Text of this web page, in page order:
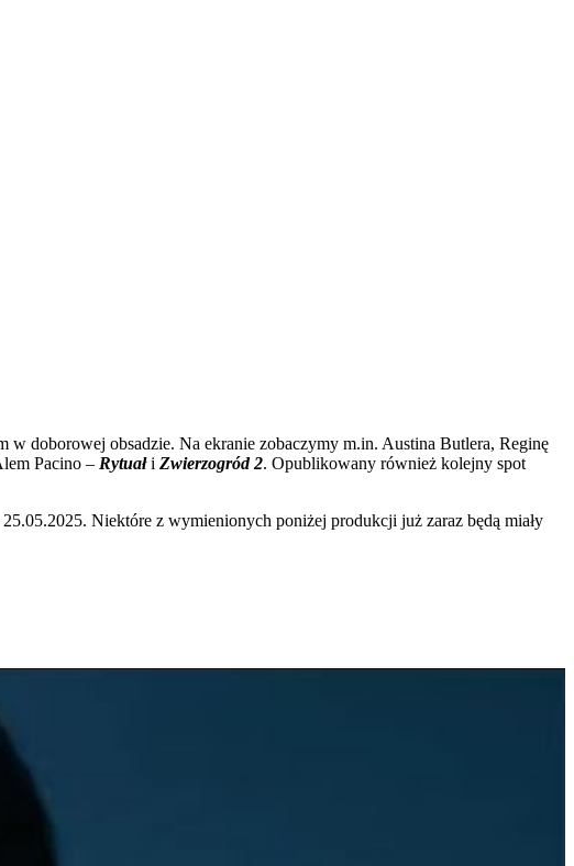
w doborowej obsadzie. Na ekranie zobaczymy m.in. Austina Butlera, Reginę
Pacino – Rytuał i Zwierzogród 2. Opublikowany również kolejny spot
Niektóre z wymienionych poniżej produkcji już zaraz będą miały